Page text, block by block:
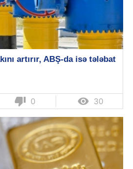
artırır, ABŞ-da isə tələbat
thumb_down 0  30